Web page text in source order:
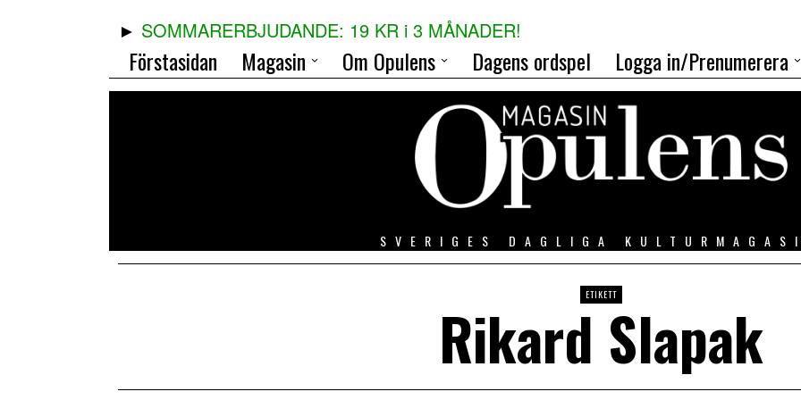
SOMMARERBJUDANDE: 19 KR i 3 MÅNADER!
Förstasidan Magasin Om Opulens Dagens ordspel Logga in/Prenumerera
SVERIGES DAGLIGA
ETIKETT
Rikard Slapak